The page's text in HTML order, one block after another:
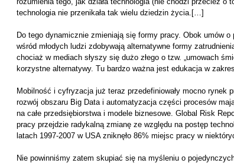
technologia nie przenikała tak wielu dziedzin życia.[…]
Do tego dynamicznie zmieniają się formy pracy. Obok umów
wśród młodych ludzi zdobywają alternatywne formy
chociaż w mediach słyszy się dużo złego o tzw. „umowach
korzystne alternatywy. Tu bardzo ważna jest edukacja w
Mobilność i cyfryzacja już teraz przedefiniowały mocno rynek
rozwój obszaru Big Data i automatyzacja części procesów
na całe przedsiębiorstwa i modele biznesowe. Global Risk
pracy przejdzie radykalną zmianę ze względu na postęp
latach 1997-2007 w USA zniknęło 86% miejsc pracy w
Nie powinniśmy zatem skupiać się na myśleniu o